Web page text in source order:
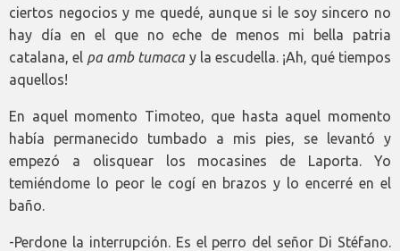
ciertos negocios y me quedé, aunque si le soy sincero no
hay día en el que no eche de menos mi bella patria
catalana, el pa amb tumaca y la escudella. ¡Ah, qué tiempos
aquellos!
En aquel momento Timoteo, que hasta aquel momento
había permanecido tumbado a mis pies, se levantó y
empezó a olisquear los mocasines de Laporta. Yo
temiéndome lo peor le cogí en brazos y lo encerré en el
baño.
-Perdone la interrupción. Es el perro del señor Di Stéfano.